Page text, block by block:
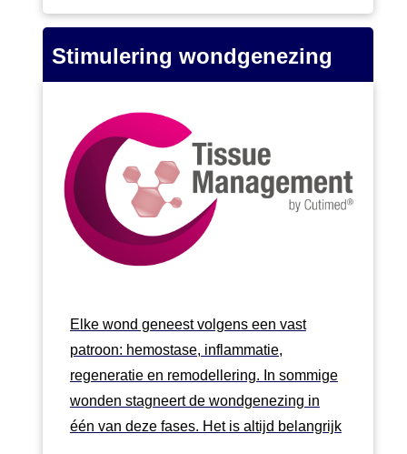
Stimulering wondgenezing
Elke wond geneest volgens een vast
patroon: hemostase, inflammatie,
regeneratie en remodellering. In sommige
wonden stagneert de wondgenezing in
één van deze fases. Het is altijd belangrijk